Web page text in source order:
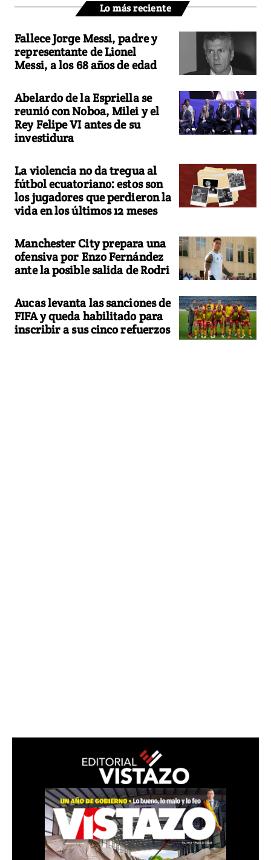
Lo más reciente
Fallece Jorge Messi, padre y
representante de Lionel
Messi, a los 68 años de edad
Abelardo de la Espriella se
reunió con Noboa, Milei y el
Rey Felipe VI antes de su
investidura
La violencia no da tregua al
fútbol ecuatoriano: estos son
los jugadores que perdieron la
vida en los últimos 12 meses
Manchester City prepara una
ofensiva por Enzo Fernández
ante la posible salida de Rodri
Aucas levanta las sanciones de
FIFA y queda habilitado para
inscribir a sus cinco refuerzos